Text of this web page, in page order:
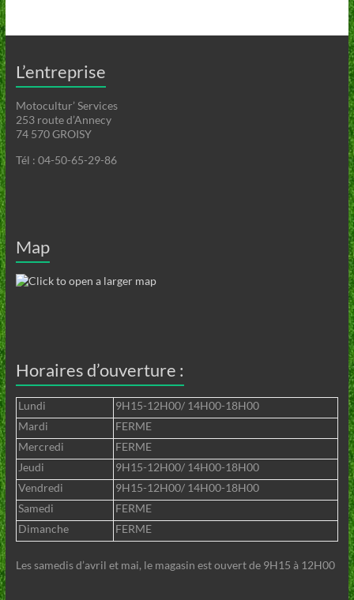
L’entreprise
Motocultur’ Services
253 route d’Annecy
74 570 GROISY
Tél : 04-50-65-29-86
Map
Horaires d’ouverture :
Lundi
9H15-12H00/ 14H00-18H00
Mardi
FERME
Mercredi
FERME
Jeudi
9H15-12H00/ 14H00-18H00
Vendredi
9H15-12H00/ 14H00-18H00
Samedi
FERME
Dimanche
FERME
Les samedis d’avril et mai, le magasin est ouvert de 9H15 à 12H00